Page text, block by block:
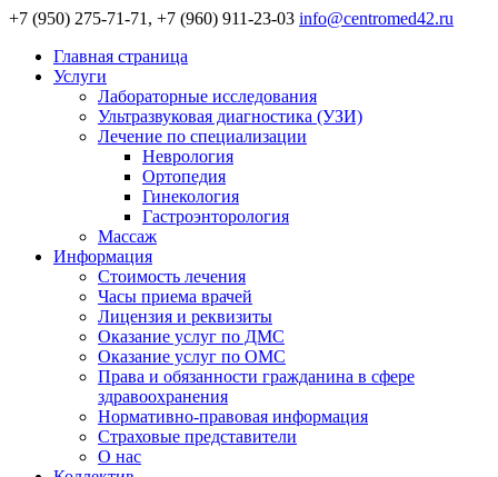
+7 (950) 275-71-71, +7 (960) 911-23-03 info@centromed42.ru
Главная страница
Услуги
Лабораторные исследования
Ультразвуковая диагностика (УЗИ)
Лечение по специализации
Неврология
Ортопедия
Гинекология
Гастроэнторология
Массаж
Информация
Стоимость лечения
Часы приема врачей
Лицензия и реквизиты
Оказание услуг по ДМС
Оказание услуг по ОМС
Права и обязанности гражданина в сфере
здравоохранения
Нормативно-правовая информация
Страховые представители
О нас